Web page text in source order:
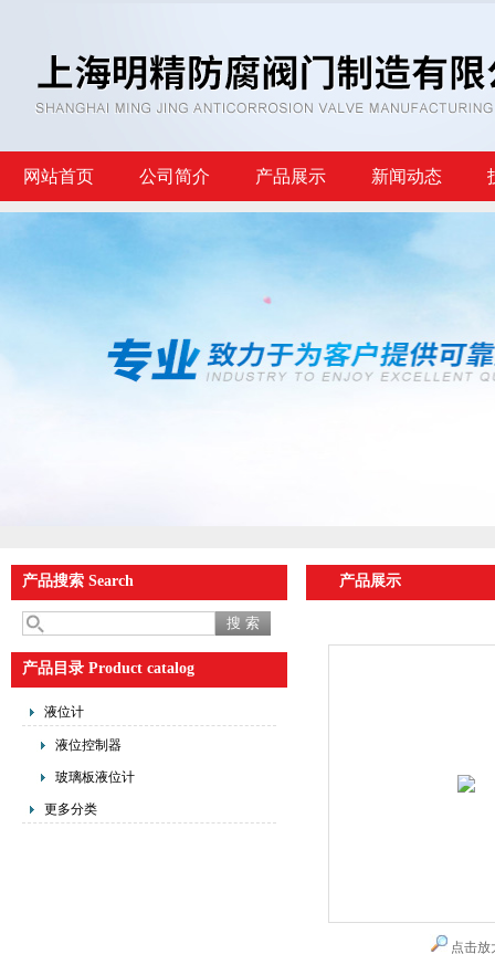
网站首页 公司简介 产品展示 新闻动态
产品搜索 Search
产品目录 Product catalog
液位计
液位控制器
玻璃板液位计
更多分类
产品展示
点击放